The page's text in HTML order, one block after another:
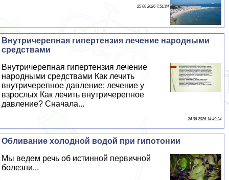
25 06 2026 7:51:24
Внутричерепная гипертензия лечение народными
средствами
Внутричерепная гипертензия лечение
народными средствами Как лечить
внутричерепное давление: лечение у
взрослых Как лечить внутричерепное
давление? Сначала...
24 06 2026 14:49:24
Обливание холодной водой при гипотонии
Мы ведем речь об истинной первичной
болезни...